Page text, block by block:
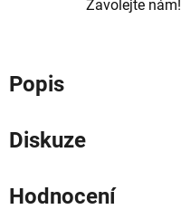
Zavolejte nám!
Popis
Diskuze
Hodnocení